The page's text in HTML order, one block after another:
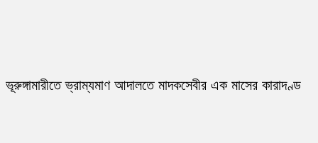
ভূরুঙ্গামারীতে ভ্রাম্যমাণ আদালতে মাদকসেবীর এক মাসের কারাদণ্ড